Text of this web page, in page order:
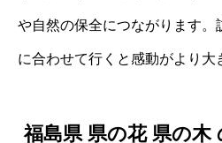
や自然の保全につながります。
に合わせて行くと感動がより大
福島県 県の花 県の木